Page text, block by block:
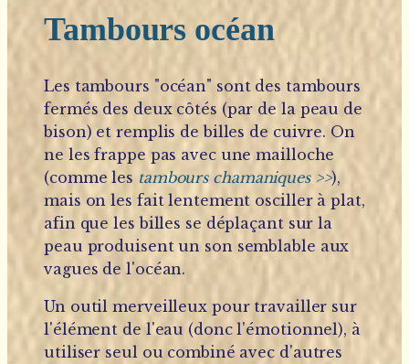
Tambours océan
Les tambours "océan" sont des tambours
fermés des deux côtés (par de la peau de
bison) et remplis de billes de cuivre. On
ne les frappe pas avec une mailloche
(comme les tambours chamaniques >>),
mais on les fait lentement osciller à plat,
afin que les billes se déplaçant sur la
peau produisent un son semblable aux
vagues de l'océan.
Un outil merveilleux pour travailler sur
l'élément de l'eau (donc l'émotionnel), à
utiliser seul ou combiné avec d'autres